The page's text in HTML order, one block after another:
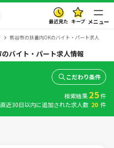
最近見た キープ メニュー
熊谷市の扶養内OKのバイト・パート求人
バイト・パート求人情報
こだわり条件
検索結果25件
近30日以内に追加された求人数 20 件